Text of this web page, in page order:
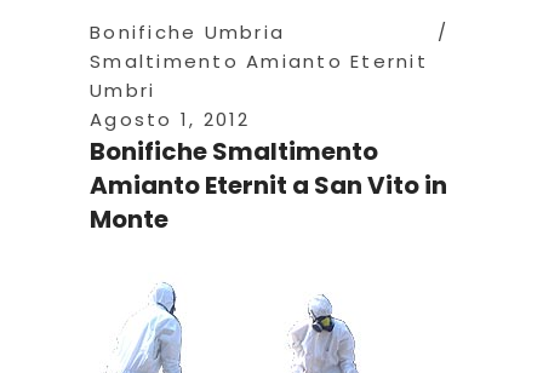
Bonifiche Umbria
Smaltimento Amianto Eternit
Umbri
Agosto 1, 2012
Bonifiche Smaltimento
Amianto Eternit a San Vito in
Monte